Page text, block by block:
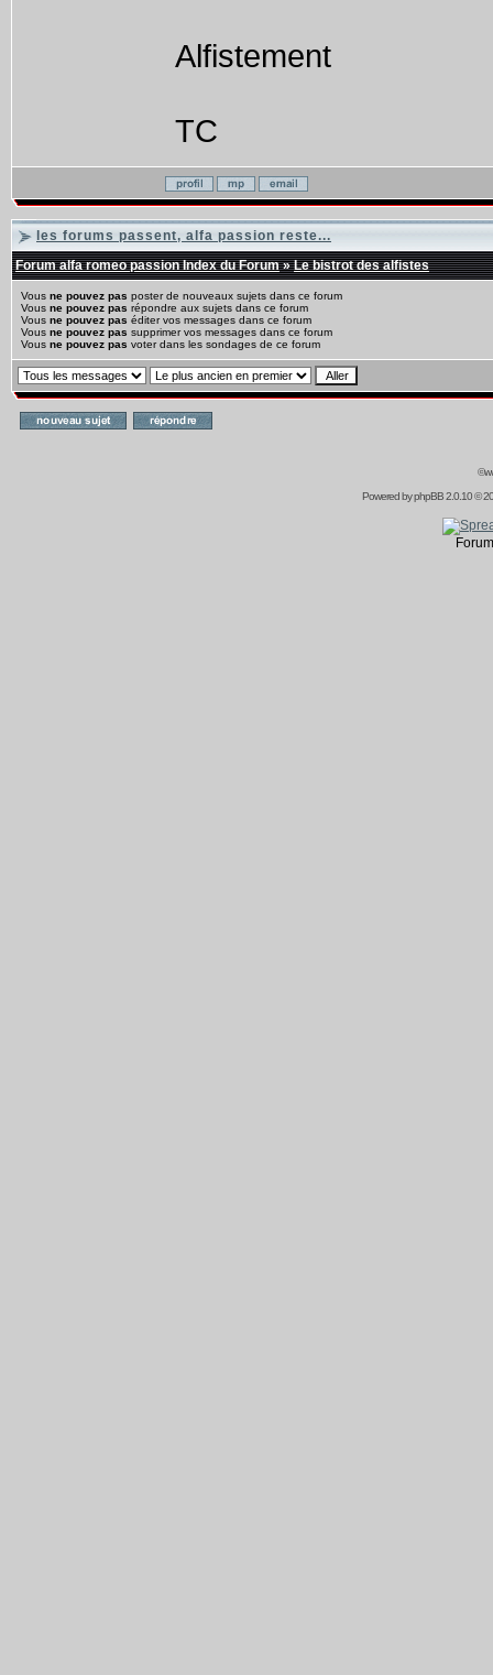
Alfistement
TC
les forums passent, alfa passion reste...
Forum alfa romeo passion Index du Forum»Le bistrot des alfistes
Vous ne pouvez pas poster de nouveaux sujets dans ce forum
Vous ne pouvez pas répondre aux sujets dans ce forum
Vous ne pouvez pas éditer vos messages dans ce forum
Vous ne pouvez pas supprimer vos messages dans ce forum
Vous ne pouvez pas voter dans les sondages de ce forum
Powered byphpBB2.0.10 ©